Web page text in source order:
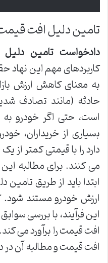
تامین دلیل افت
دادخواست تامین
کاربردهای مهم این
به معنای کاهش ارزش
حادثه (مانند تصادف
است، حتی اگر خودرو
بسیاری از خریداران،
دارد را با قیمتی کمتر
می کنند. برای مطالبه
ابتدا باید از طریق تامین
ارزش خودرو مستند
این فرآیند، با بررسی
افت قیمت را برآورد می
افت قیمت و مطالبه آن در